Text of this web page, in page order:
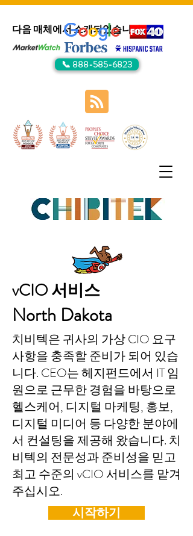
다음 매체에서 소개되었습니다:
📞 888-585-6823
vCIO 서비스
North Dakota
치비텍은 귀사의 가상 CIO 요구
사항을 충족할 준비가 되어 있습
니다. CEO는 헤지펀드에서 IT 임
원으로 근무한 경험을 바탕으로
헬스케어, 디지털 마케팅, 홍보,
디지털 미디어 등 다양한 분야에
서 컨설팅을 제공해 왔습니다. 치
비텍의 전문성과 준비성을 믿고
최고 수준의 vCIO 서비스를 맡겨
주십시오.
시작하기